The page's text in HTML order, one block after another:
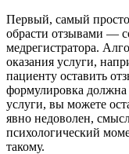
Первый, самый
обрасти отзывами —
медрегистратора.
оказания услуги,
пациенту оставить
формулировка
услуги, вы можете
явно недоволен,
психологический
такому.